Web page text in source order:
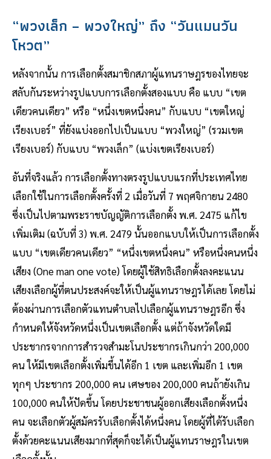
“พวงเล็ก – พวงใหญ่” ถึง “วันแมนวัน
โหวต”
หลังจากนั้น การเลือกตั้งสมาชิกสภาผู้แทนราษฎรของไทยจะ
สลับกันระหว่างรูปแบบการเลือกตั้งสองแบบ คือ แบบ “เขต
เดียวคนเดียว” หรือ “หนึ่งเขตหนึ่งคน” กับแบบ “เขตใหญ่
เรียงเบอร์” ที่ยังแบ่งออกไปเป็นแบบ “พวงใหญ่” (รวมเขต
เรียงเบอร์) กับแบบ “พวงเล็ก” (แบ่งเขตเรียงเบอร์)
อันที่จริงแล้ว การเลือกตั้งทางตรงรูปแบบแรกที่ประเทศไทย
เลือกใช้ในการเลือกตั้งครั้งที่ 2 เมื่อวันที่ 7 พฤศจิกายน 2480
ซึ่งเป็นไปตามพระราชบัญญัติการเลือกตั้ง พ.ศ. 2475 แก้ไข
เพิ่มเติม (ฉบับที่ 3) พ.ศ. 2479 นั้นออกแบบให้เป็นการเลือกตั้ง
แบบ “เขตเดียวคนเดียว” “หนึ่งเขตหนึ่งคน” หรือหนึ่งคนหนึ่ง
เสียง (One man one vote) โดยผู้ใช้สิทธิเลือกตั้งลงคะแนน
เสียงเลือกผู้ที่ตนประสงค์จะให้เป็นผู้แทนราษฎรได้เลย โดยไม่
ต้องผ่านการเลือกตัวแทนตำบลไปเลือกผู้แทนราษฎรอีก ซึ่ง
กำหนดให้จังหวัดหนึ่งเป็นเขตเลือกตั้ง แต่ถ้าจังหวัดใดมี
ประชากรจากการสำรวจสำมะโนประชากรเกินกว่า 200,000
คน ให้มีเขตเลือกตั้งเพิ่มขึ้นได้อีก 1 เขต และเพิ่มอีก 1 เขต
ทุกๆ ประชากร 200,000 คน เศษของ 200,000 คนถ้ายังเกิน
100,000 คนให้ปัดขึ้น โดยประชาชนผู้ออกเสียงเลือกตั้งหนึ่ง
คน จะเลือกตัวผู้สมัครรับเลือกตั้งได้หนึ่งคน โดยผู้ที่ได้รับเลือก
ตั้งด้วยคะแนนเสียงมากที่สุดก็จะได้เป็นผู้แทนราษฎรในเขต